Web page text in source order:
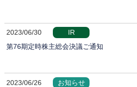
2023/06/30
IR
第76期定時株主総会決議ご通知
2023/06/26
お知らせ